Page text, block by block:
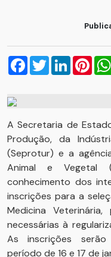
Facebook
TwitterLinkedIn
A Secretaria de
Produção, da
(Seprotur) e a
Animal e Vegetal
conhecimento dos
inscrições para a
Medicina
necessárias à
As inscrições serão
período de 16 e 17 de